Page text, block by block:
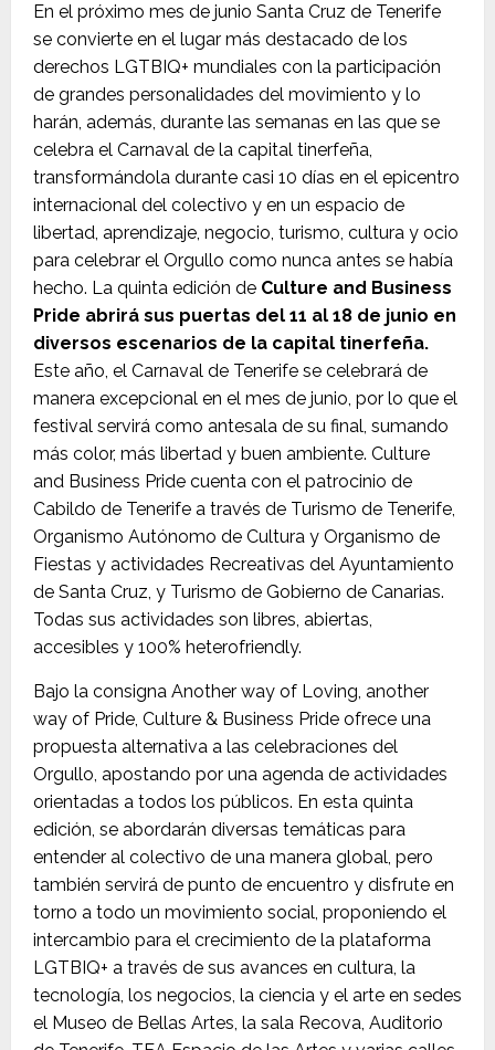
En el próximo mes de junio Santa Cruz de Tenerife
se convierte en el lugar más destacado de los
derechos LGTBIQ+ mundiales con la participación
de grandes personalidades del movimiento y lo
harán, además, durante las semanas en las que se
celebra el Carnaval de la capital tinerfeña,
transformándola durante casi 10 días en el epicentro
internacional del colectivo y en un espacio de
libertad, aprendizaje, negocio, turismo, cultura y ocio
para celebrar el Orgullo como nunca antes se había
hecho. La quinta edición de Culture and Business
Pride abrirá sus puertas del 11 al 18 de junio en
diversos escenarios de la capital tinerfeña.
Este año, el Carnaval de Tenerife se celebrará de
manera excepcional en el mes de junio, por lo que el
festival servirá como antesala de su final, sumando
más color, más libertad y buen ambiente. Culture
and Business Pride cuenta con el patrocinio de
Cabildo de Tenerife a través de Turismo de Tenerife,
Organismo Autónomo de Cultura y Organismo de
Fiestas y actividades Recreativas del Ayuntamiento
de Santa Cruz, y Turismo de Gobierno de Canarias.
Todas sus actividades son libres, abiertas,
accesibles y 100% heterofriendly.
Bajo la consigna Another way of Loving, another
way of Pride, Culture & Business Pride ofrece una
propuesta alternativa a las celebraciones del
Orgullo, apostando por una agenda de actividades
orientadas a todos los públicos. En esta quinta
edición, se abordarán diversas temáticas para
entender al colectivo de una manera global, pero
también servirá de punto de encuentro y disfrute en
torno a todo un movimiento social, proponiendo el
intercambio para el crecimiento de la plataforma
LGTBIQ+ a través de sus avances en cultura, la
tecnología, los negocios, la ciencia y el arte en sedes
el Museo de Bellas Artes, la sala Recova, Auditorio